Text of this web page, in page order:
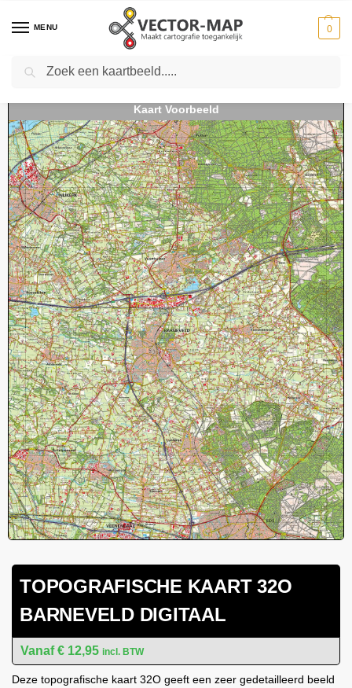
MENU 0
Home Kaarten - Topografische kaarten
TOPOGRAFISCHE KAART 32O
BARNEVELD DIGITAAL
€ 12,95 incl. BTW
Deze topografische kaart 32O geeft een zeer gedetailleerd beeld